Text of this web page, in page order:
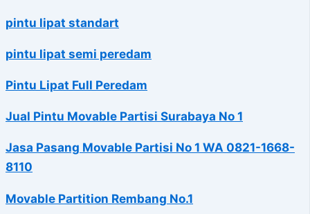
pintu lipat standart
pintu lipat semi peredam
Pintu Lipat Full Peredam
Jual Pintu Movable Partisi Surabaya No 1
Jasa Pasang Movable Partisi No 1 WA 0821-1668-
8110
Movable Partition Rembang No.1